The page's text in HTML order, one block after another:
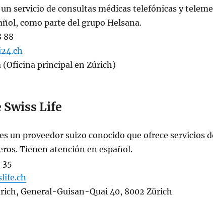
servicio de consultas médicas telefónicas y
como parte del grupo Helsana.
88
(Oficina principal en Zúrich)
Swiss Life
un proveedor suizo conocido que ofrece servicios
Tienen atención en español.
35
General-Guisan-Quai 40, 8002 Zürich